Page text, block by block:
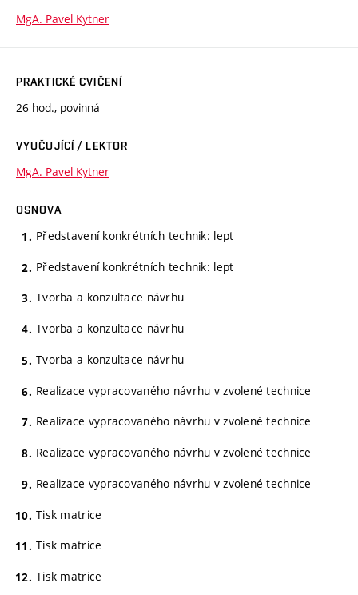
MgA. Pavel Kytner
PRAKTICKÉ CVIČENÍ
26 hod., povinná
VYUČUJÍCÍ / LEKTOR
MgA. Pavel Kytner
OSNOVA
Představení konkrétních technik: lept
Představení konkrétních technik: lept
Tvorba a konzultace návrhu
Tvorba a konzultace návrhu
Tvorba a konzultace návrhu
Realizace vypracovaného návrhu v zvolené technice
Realizace vypracovaného návrhu v zvolené technice
Realizace vypracovaného návrhu v zvolené technice
Realizace vypracovaného návrhu v zvolené technice
Tisk matrice
Tisk matrice
Tisk matrice